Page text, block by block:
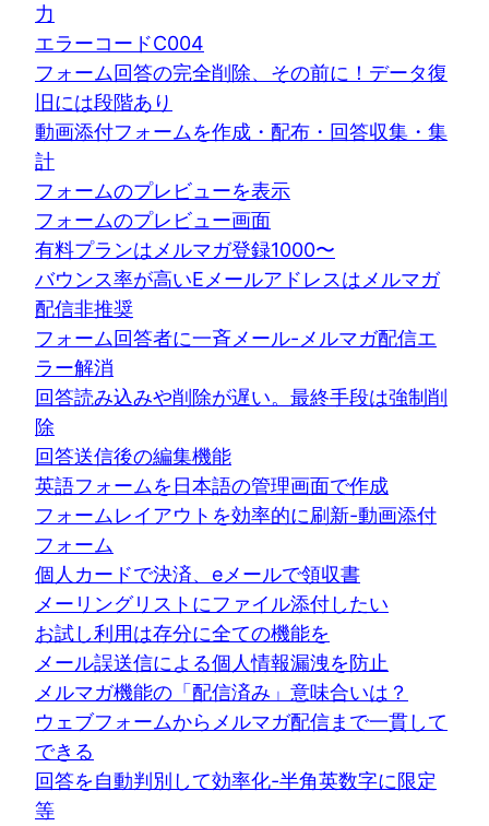
力
エラーコードC004
フォーム回答の完全削除、その前に！データ復
旧には段階あり
動画添付フォームを作成・配布・回答収集・集
計
フォームのプレビューを表示
フォームのプレビュー画面
有料プランはメルマガ登録1000〜
バウンス率が高いEメールアドレスはメルマガ
配信非推奨
フォーム回答者に一斉メール-メルマガ配信エ
ラー解消
回答読み込みや削除が遅い。最終手段は強制削
除
回答送信後の編集機能
英語フォームを日本語の管理画面で作成
フォームレイアウトを効率的に刷新-動画添付
フォーム
個人カードで決済、eメールで領収書
メーリングリストにファイル添付したい
お試し利用は存分に全ての機能を
メール誤送信による個人情報漏洩を防止
メルマガ機能の「配信済み」意味合いは？
ウェブフォームからメルマガ配信まで一貫して
できる
回答を自動判別して効率化-半角英数字に限定
等